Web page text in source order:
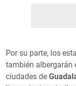
Por su parte, los
también albergarán
ciudades de